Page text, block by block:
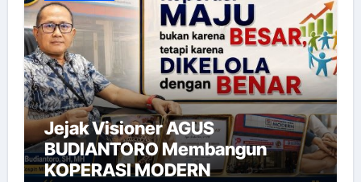
Jejak Visioner AGUS
BUDIANTORO Membangun
KOPERASI MODERN